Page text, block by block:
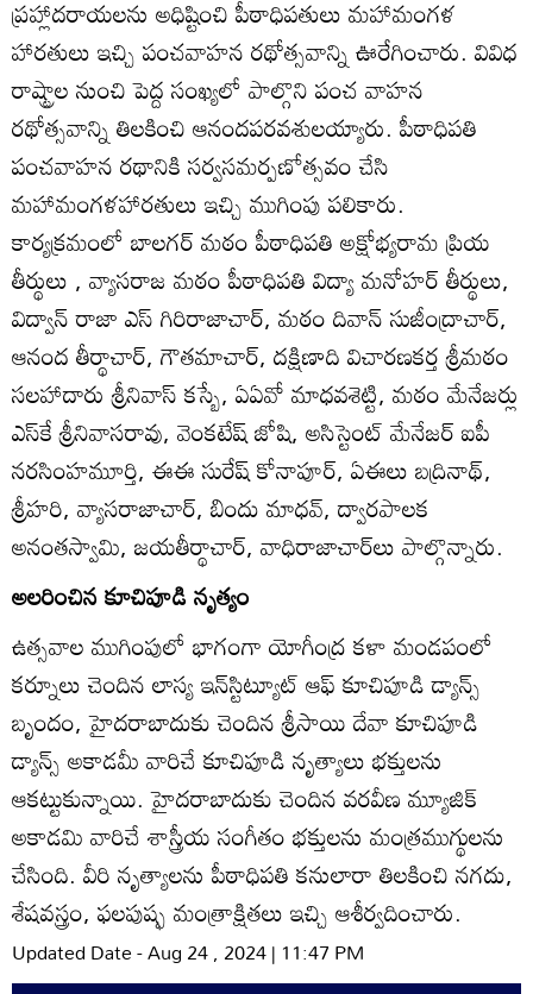
ప్రహ్లాదరాయలను అధిష్టించి పీఠాధిపతులు మహామంగళ
హారతులు ఇచ్చి పంచవాహన రథోత్సవాన్ని ఊరేగించారు. వివిధ
రాష్ట్రాల నుంచి పెద్ద సంఖ్యలో పాల్గొని పంచ వాహన
రథోత్సవాన్ని తిలకించి ఆనందపరవశులయ్యారు. పీఠాధిపతి
పంచవాహన రథానికి సర్వసమర్పణోత్సవం చేసి
మహామంగళహారతులు ఇచ్చి ముగింపు పలికారు.
కార్యక్రమంలో బాలగర్‌ మఠం పీఠాధిపతి అక్షోభ్యరామ ప్రియ
తీర్థులు , వ్యాసరాజ మఠం పీఠాధిపతి విద్యా మనోహర్‌ తీర్థులు,
విద్వాన్‌ రాజా ఎస్‌ గిరిరాజాచార్‌, మఠం దివాన్‌ సుజీంద్రాచార్‌,
ఆనంద తీర్థాచార్‌, గౌతమాచార్‌, దక్షిణాది విచారణకర్త శ్రీమఠం
సలహాదారు శ్రీనివాస్‌ కస్బే, ఏఏవో మాధవశెట్టి, మఠం మేనేజర్లు
ఎస్‌కే శ్రీనివాసరావు, వెంకటేష్‌ జోషి, అసిస్టెంట్‌ మేనేజర్‌ ఐపీ
నరసింహమూర్తి, ఈఈ సురేష్‌ కోనాపూర్‌, ఏఈలు బద్రినాథ్‌,
శ్రీహరి, వ్యాసరాజాచార్‌, బిందు మాధవ్‌, ద్వారపాలక
అనంతస్వామి, జయతీర్థాచార్‌, వాధిరాజాచార్‌లు పాల్గొన్నారు.
అలరించిన కూచిపూడి నృత్యం
ఉత్సవాల ముగింపులో భాగంగా యోగీంద్ర కళా మండపంలో
కర్నూలు చెందిన లాస్య ఇన్‌స్టిట్యూట్‌ ఆఫ్‌ కూచిపూడి డ్యాన్స్‌
బృందం, హైదరాబాదుకు చెందిన శ్రీసాయి దేవా కూచిపూడి
డ్యాన్స్‌ అకాడమీ వారిచే కూచిపూడి నృత్యాలు భక్తులను
ఆకట్టుకున్నాయి. హైదరాబాదుకు చెందిన వరవీణ మ్యూజిక్‌
అకాడమి వారిచే శాస్త్రీయ సంగీతం భక్తులను మంత్రముగ్థులను
చేసింది. వీరి నృత్యాలను పీఠాధిపతి కనులారా తిలకించి నగదు,
శేషవస్త్రం, ఫలపుష్ఫ మంత్రాక్షితలు ఇచ్చి ఆశీర్వదించారు.
Updated Date - Aug 24 , 2024 | 11:47 PM